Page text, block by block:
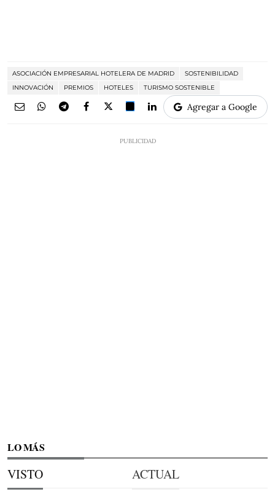
ASOCIACIÓN EMPRESARIAL HOTELERA DE MADRID
SOSTENIBILIDAD
INNOVACIÓN
PREMIOS HOTELES TURISMO SOSTENIBLE
Agregar a Google
LO MÁS
VISTO ACTUAL